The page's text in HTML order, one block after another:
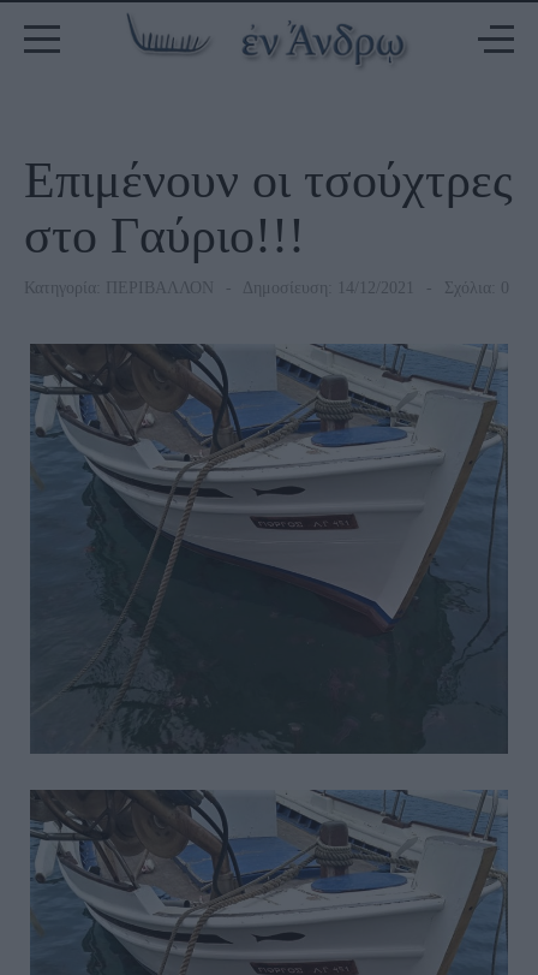
Επιμένουν οι τσούχτρες
στο Γαύριο!!!
Κατηγορία: ΠΕΡΙΒΑΛΛΟΝ Δημοσίευση: 14/12/2021 Σχόλια: 0